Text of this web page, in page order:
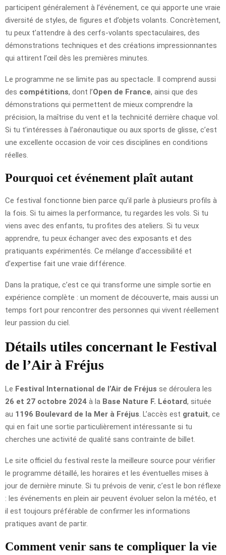
participent généralement à l’événement, ce qui apporte une vraie
diversité de styles, de figures et d’objets volants. Concrètement,
tu peux t’attendre à des cerfs-volants spectaculaires, des
démonstrations techniques et des créations impressionnantes
qui attirent l’œil dès les premières minutes.
Le programme ne se limite pas au spectacle. Il comprend aussi
des compétitions, dont l’Open de France, ainsi que des
démonstrations qui permettent de mieux comprendre la
précision, la maîtrise du vent et la technicité derrière chaque vol.
Si tu t’intéresses à l’aéronautique ou aux sports de glisse, c’est
une excellente occasion de voir ces disciplines en conditions
réelles.
Pourquoi cet événement plaît autant
Ce festival fonctionne bien parce qu’il parle à plusieurs profils à
la fois. Si tu aimes la performance, tu regardes les vols. Si tu
viens avec des enfants, tu profites des ateliers. Si tu veux
apprendre, tu peux échanger avec des exposants et des
pratiquants expérimentés. Ce mélange d’accessibilité et
d’expertise fait une vraie différence.
Dans la pratique, c’est ce qui transforme une simple sortie en
expérience complète : un moment de découverte, mais aussi un
temps fort pour rencontrer des personnes qui vivent réellement
leur passion du ciel.
Détails utiles concernant le Festival
de l’Air à Fréjus
Le Festival International de l’Air de Fréjus se déroulera les
26 et 27 octobre 2024 à la Base Nature F. Léotard, située
au 1196 Boulevard de la Mer à Fréjus . L’accès est gratuit, ce
qui en fait une sortie particulièrement intéressante si tu
cherches une activité de qualité sans contrainte de billet.
Le site officiel du festival reste la meilleure source pour vérifier
le programme détaillé, les horaires et les éventuelles mises à
jour de dernière minute. Si tu prévois de venir, c’est le bon réflexe
: les événements en plein air peuvent évoluer selon la météo, et
il est toujours préférable de confirmer les informations
pratiques avant de partir.
Comment venir sans te compliquer la vie